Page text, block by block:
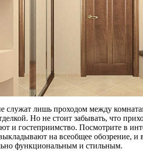
служат лишь проходом между
Но не стоит забывать, что
и гостеприимство. Посмотрите в
на всеобщее обозрение, и
функциональным и стильным.